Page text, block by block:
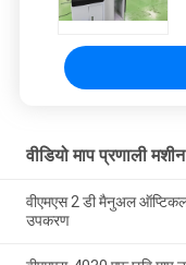
वीडियो माप प्रणाली मशीन
वीएमएस 2 डी मैनुअल ऑप्टिकल
उपकरण